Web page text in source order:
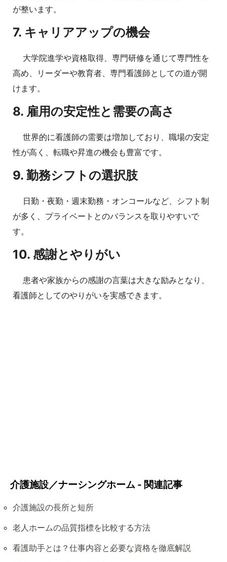
が整います。
7. キャリアアップの機会
大学院進学や資格取得、専門研修を通じて専門性を
高め、リーダーや教育者、専門看護師としての道が開
けます。
8. 雇用の安定性と需要の高さ
世界的に看護師の需要は増加しており、職場の安定
性が高く、転職や昇進の機会も豊富です。
9. 勤務シフトの選択肢
日勤・夜勤・週末勤務・オンコールなど、シフト制
が多く、プライベートとのバランスを取りやすいで
す。
10. 感謝とやりがい
患者や家族からの感謝の言葉は大きな励みとなり、
看護師としてのやりがいを実感できます。
介護施設／ナーシングホーム - 関連記事
介護施設の長所と短所
老人ホームの品質指標を比較する方法
看護助手とは？仕事内容と必要な資格を徹底解説